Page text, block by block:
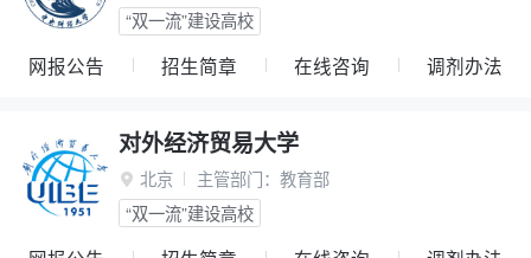
“双一流”建设高校
网报公告 招生简章 在线咨询 调剂办法
对外经济贸易大学
 北京 主管部门： 教育部
“双一流”建设高校